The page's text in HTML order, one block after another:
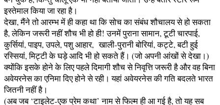
इस्तेमाल किया जा रहा है।
देखा, मैंने तो आरम्भ में ही कहा था कि सोच का संबंध शौचालय से हो सकता
है, लेकिन जरूरी नहीं शौच भी हो ही! उनमें पुराना सामान, टूटी चारपाई,
कुर्सियां, पाइप, उपले, पशु आहार, खाली-पुरानी बोरियां, कट्टे, बटी हुई
रस्सियां, मिट्टी के घड़े आदि भी हो सकते हैं। (जो अपनी आंखों से देखा।)
क्योंकि इसके होने के लिए पहले दिमागी शौच से निवृत्ति जरूरी है और वह बिना
अवेयरनेस का एनिमा दिए होने से रही। यहां अवेयरनेस की गति बदलते भारत
जितनी नहीं है।
(अब जब ‘टाइलेट-एक प्रेम कथा’ नाम से फिल्म ही आ गई है, तो यह सब